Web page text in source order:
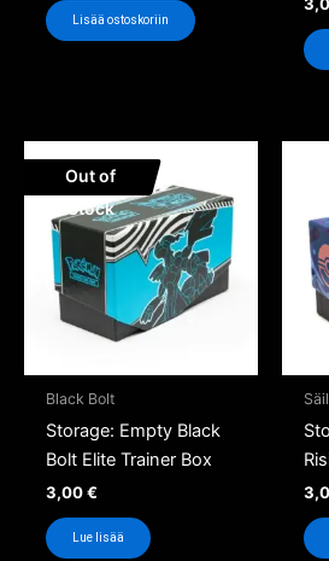
Lisää ostoskoriin
Out of
Stock
Black Bolt
Storage: Empty Black
Bolt Elite Trainer Box
3,00€
Lue lisää